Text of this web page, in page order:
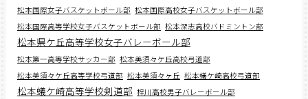
松本国際女子バスケットボール部 松本国際高校女子バスケットボール部
松本国際高等学校女子バスケットボール部 松本深志高校バドミントン部
松本県ケ丘高等学校女子バレーボール部
松本第一高等学校サッカー部 松本美須々ケ丘高校弓道部
松本美須々ケ丘高等学校弓道部 松本美須々ヶ丘 松本蟻ケ崎高校弓道部
松本蟻ケ崎高等学校剣道部 梓川高校男子バレーボール部